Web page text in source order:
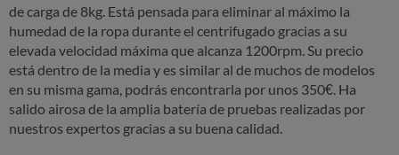
de carga de 8kg. Está pensada para eliminar al máximo la
humedad de la ropa durante el centrifugado gracias a su
elevada velocidad máxima que alcanza 1200rpm. Su precio
está dentro de la media y es similar al de muchos de modelos
en su misma gama, podrás encontrarla por unos 350€. Ha
salido airosa de la amplia batería de pruebas realizadas por
nuestros expertos gracias a su buena calidad.